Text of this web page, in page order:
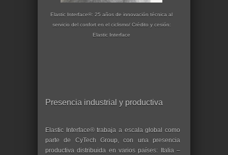
Elastic Interface®: 25 años de innovación técnica al
servicio del confort en el ciclismo/ Crédito y cesión:
Elastic Interface
Presencia industrial y productiva
Elastic Interface® trabaja a escala global como
parte de CyTech Group, con una presencia
productiva distribuida en varios países: Italia –